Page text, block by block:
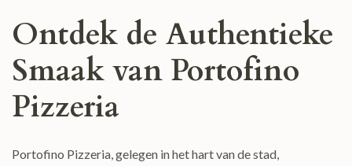
Ontdek de Authentieke
Smaak van Portofino
Pizzeria
Portofino Pizzeria, gelegen in het hart van de stad,